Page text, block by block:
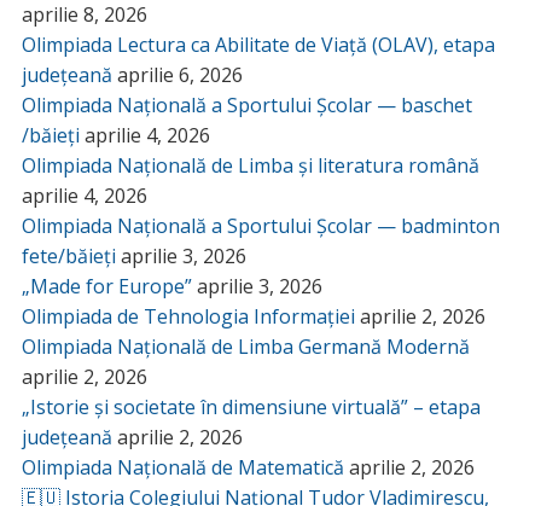
aprilie 8, 2026
Olimpiada Lectura ca Abilitate de Viață (OLAV), etapa
județeană aprilie 6, 2026
Olimpiada Națională a Sportului Școlar — baschet
/băieți aprilie 4, 2026
Olimpiada Națională de Limba și literatura română
aprilie 4, 2026
Olimpiada Națională a Sportului Școlar — badminton
fete/băieți aprilie 3, 2026
„Made for Europe”aprilie 3, 2026
Olimpiada de Tehnologia Informației aprilie 2, 2026
Olimpiada Națională de Limba Germană Modernă
aprilie 2, 2026
„Istorie și societate în dimensiune virtuală” – etapa
județeană aprilie 2, 2026
Olimpiada Națională de Matematică aprilie 2, 2026
🇪🇺 Istoria Colegiului Național Tudor Vladimirescu,